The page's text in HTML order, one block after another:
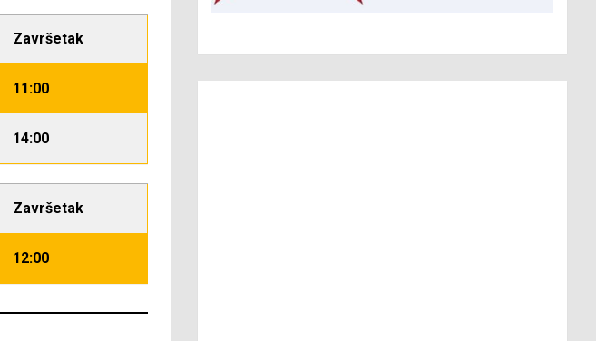
Završetak
11:00
14:00
Završetak
12:00